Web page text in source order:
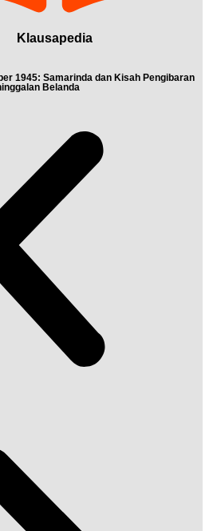
Klausapedia
1945: Samarinda dan Kisah Pengibaran
Belanda